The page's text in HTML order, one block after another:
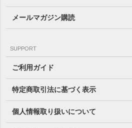
メールマガジン購読
SUPPORT
ご利用ガイド
特定商取引法に基づく表示
個人情報取り扱いについて